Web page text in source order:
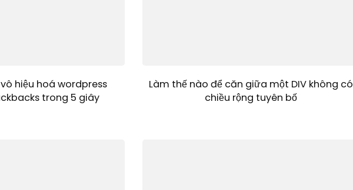
hiệu hoá wordpress
trong 5 giây
Làm thế nào để căn giữa một DIV không có
chiều rộng tuyên bố